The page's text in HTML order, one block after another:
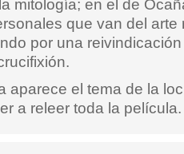
mitología; en el de
que van del arte
por una
aparece el tema de la
a releer toda la película.